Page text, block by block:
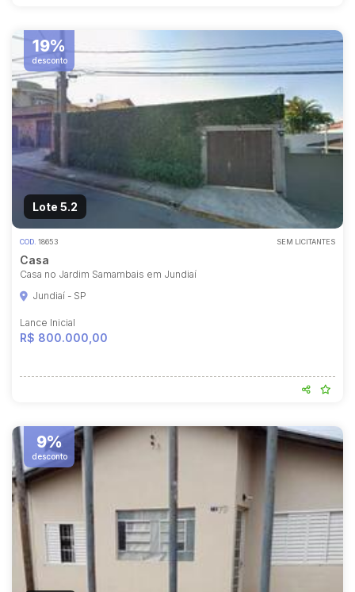
19%
desconto
Lote 5.2
COD. 18653 SEM LICITANTES
Casa
Casa no Jardim Samambais em Jundiaí
Jundiaí - SP
Lance Inicial
R$ 800.000,00
9%
desconto